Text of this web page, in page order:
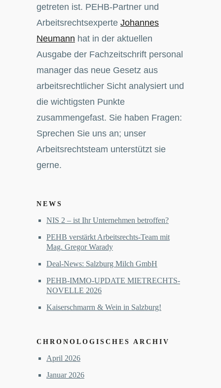
getreten ist. PEHB-Partner und
Arbeitsrechtsexperte Johannes
Neumann hat in der aktuellen
Ausgabe der Fachzeitschrift personal
manager das neue Gesetz aus
arbeitsrechtlicher Sicht analysiert und
die wichtigsten Punkte
zusammengefast. Sie haben Fragen:
Sprechen Sie uns an; unser
Arbeitsrechtsteam unterstützt sie
gerne.
NEWS
NIS 2 – ist Ihr Unternehmen betroffen?
PEHB verstärkt Arbeitsrechts-Team mit
Mag. Gregor Warady
Deal-News: Salzburg Milch GmbH
PEHB-IMMO-UPDATE MIETRECHTS-
NOVELLE 2026
Kaiserschmarrn & Wein in Salzburg!
CHRONOLOGISCHES ARCHIV
April 2026
Januar 2026